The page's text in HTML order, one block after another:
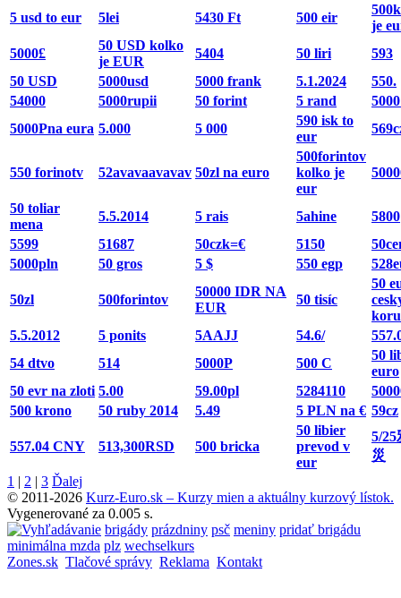
5 usd to eur
5lei 5430 Ft 500 eir
je
5000£
50 USD kolko
je EUR
5404 50 liri
593
50 USD
5000usd 5000 frank 5.1.2024
550.
54000
5000rupii 50 forint 5 rand
5000Pna eura 5.000 5 000
590 isk to
eur
550 forinotv 52avavaavavav 50zl na euro
500forintov
kolko je
eur
50 toliar
mena
5.5.2014 5 rais 5ahine
5800
5599
51687 50czk=€ 5150
5000pln
50 gros 5 $ 550 egp
50zl 500forintov
50000 IDR NA
EUR
50 tisíc
50
5.5.2012
5 ponits 5AAJJ 54.6/
54 dtvo
514 5000P 500 C
50
euro
50 evr na zloti 5.00 59.00pl 5284110
500 krono
50 ruby 2014 5.49 5 PLN na € 59cz
557.04 CNY 513,300RSD 500 bricka
50 libier
prevod v
eur
5/
災
1 | 2 | 3 Ďalej
© 2011-2026 Kurz-Euro.sk – Kurzy mien a aktuálny kurzový lístok.
Vygenerované za 0.005 s.
brigády prázdniny psč meniny pridať brigádu
minimálna mzda plz wechselkurs
Zones.sk Tlačové správy Reklama Kontakt